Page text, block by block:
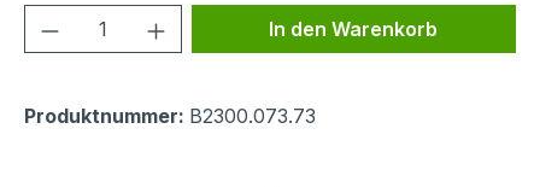
Produkt Anzahl: Gib denIn den Warenkorb
Produktnummer: B2300.073.73